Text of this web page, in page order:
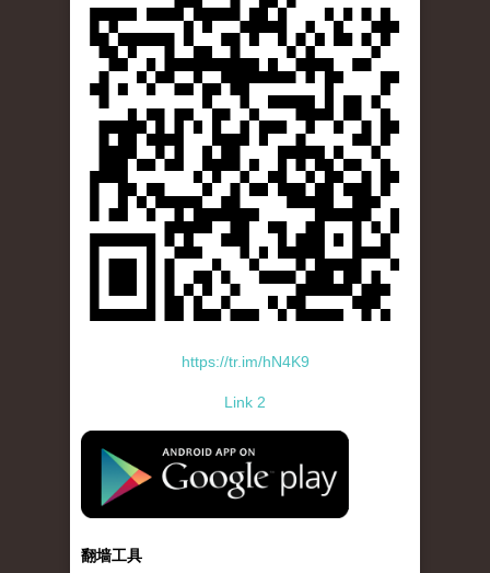
https://tr.im/hN4K9
Link 2
standard-icon-googleplay-app-store.png
翻墙工具